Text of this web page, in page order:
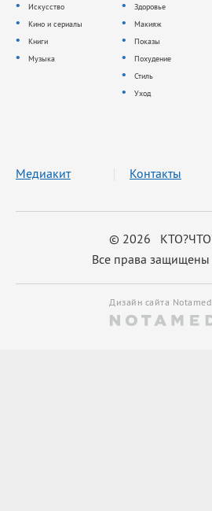
Искусство
Кино и сериалы
Книги
Музыка
Здоровье
Макияж
Показы
Похудение
Стиль
Уход
© 2026
Все права защищены
Медиакит Контакты
Дизайн сайта